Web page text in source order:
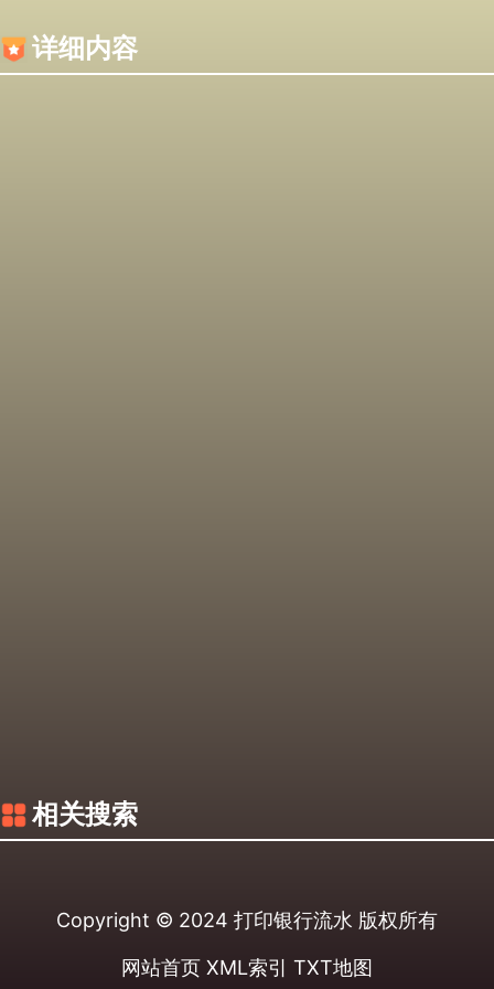
详细内容
相关搜索
Copyright © 2024 打印银行流水 版权所有
网站首页 XML索引 TXT地图